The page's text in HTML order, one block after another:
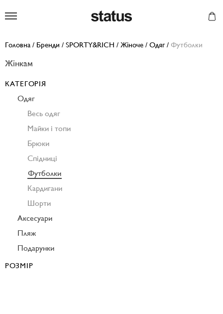
Головна / Бренди / SPORTY&RICH / Жіноче / Одяг/ Футболки
Жінкам
КАТЕГОРІЯ
Одяг
Весь одяг
Майки і топи
Брюки
Спідниці
Футболки
Кардигани
Шорти
Аксесуари
Пляж
Подарунки
РОЗМІР